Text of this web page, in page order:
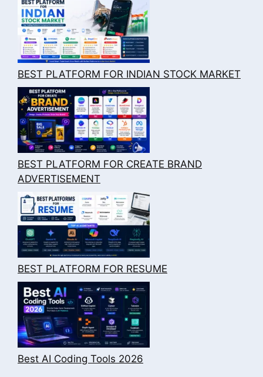
BEST PLATFORM FOR INDIAN STOCK MARKET
BEST PLATFORM FOR CREATE BRAND
ADVERTISEMENT
BEST PLATFORM FOR RESUME
Best AI Coding Tools 2026